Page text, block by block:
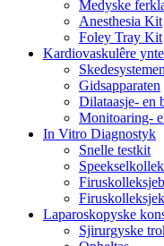
Medyske
Anesthesia Kit
Foley Tray Kit
Kardiovaskulêre
Skedesystemen
Gidsapparaten
Dilataasje- en
Monitoaring-
In Vitro Diagnostyk
Snelle testkit
Laparoskopyske
Sjirurgyske